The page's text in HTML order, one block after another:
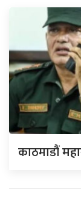
काठमाडौं